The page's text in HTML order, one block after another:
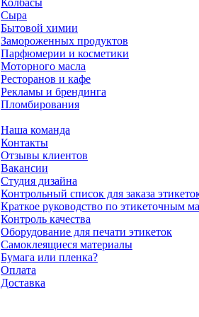
Колбасы
Сыра
Бытовой химии
Замороженных продуктов
Парфюмерии и косметики
Моторного масла
Ресторанов и кафе
Рекламы и брендинга
Пломбирования
Наша команда
Контакты
Отзывы клиентов
Вакансии
Студия дизайна
Контрольный список для заказа
Краткое руководство по этикеточным
Контроль качества
Оборудование для печати этикеток
Самоклеящиеся материалы
Бумага или пленка?
Оплата
Доставка